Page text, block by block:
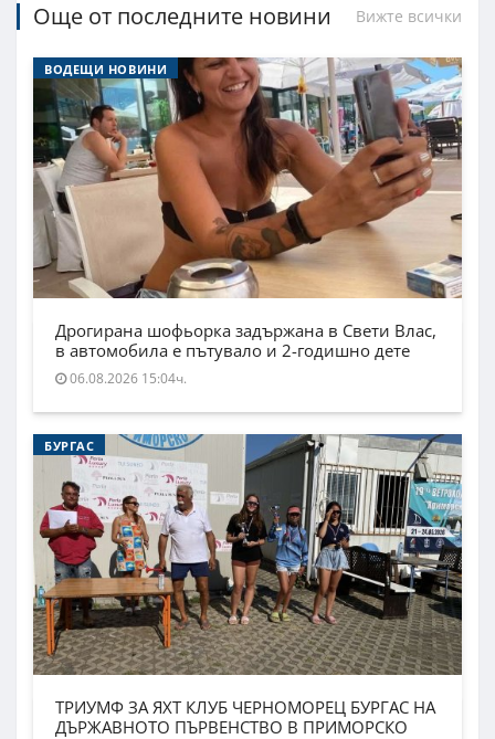
Още от последните новини Вижте всички
ВОДЕЩИ НОВИНИ
Дрогирана шофьорка задържана в Свети Влас,
в автомобила е пътувало и 2-годишно дете
06.08.2026 15:04ч.
БУРГАС
ТРИУМФ ЗА ЯХТ КЛУБ ЧЕРНОМОРЕЦ БУРГАС НА
ДЪРЖАВНОТО ПЪРВЕНСТВО В ПРИМОРСКО